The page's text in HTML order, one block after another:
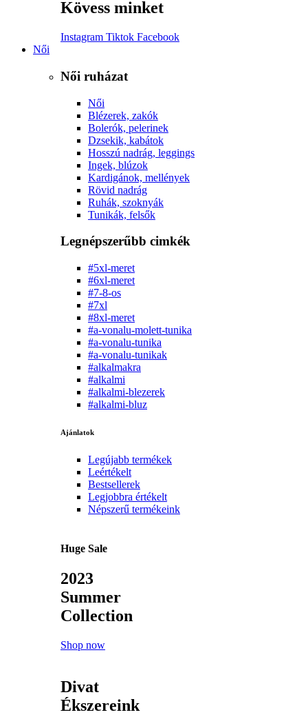
Kövess minket
Instagram Tiktok Facebook
Női
Női ruházat
Női
Blézerek, zakók
Bolerók, pelerinek
Dzsekik, kabátok
Hosszú nadrág, leggings
Ingek, blúzok
Kardigánok, mellények
Rövid nadrág
Ruhák, szoknyák
Tunikák, felsők
Legnépszerűbb cimkék
#5xl-meret
#6xl-meret
#7-8-os
#7xl
#8xl-meret
#a-vonalu-molett-tunika
#a-vonalu-tunika
#a-vonalu-tunikak
#alkalmakra
#alkalmi
#alkalmi-blezerek
#alkalmi-bluz
Ajánlatok
Legújabb termékek
Leértékelt
Bestsellerek
Legjobbra értékelt
Népszerű termékeink
Huge Sale
2023
Summer
Collection
Shop now
Divat
Ékszereink